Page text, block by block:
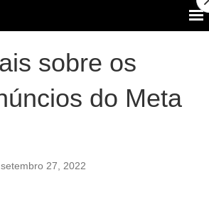
sobre os
do Meta
setembro 27, 2022